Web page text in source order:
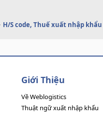
H/S code, Thuế xuất nhập khẩu
Giới Thiệu
Về Weblogistics
Thuật ngữ xuất nhập khẩu